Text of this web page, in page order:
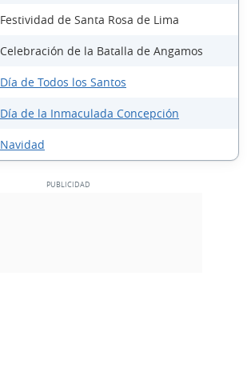
Festividad de Santa Rosa de Lima
Celebración de la Batalla de Angamos
Día de Todos los Santos
Día de la Inmaculada Concepción
Navidad